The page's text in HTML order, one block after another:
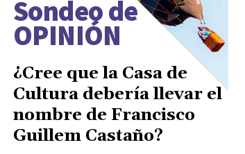
Sondeo de
OPINIÓN
¿Cree que la Casa de
Cultura debería llevar el
nombre de Francisco
Guillem Castaño?